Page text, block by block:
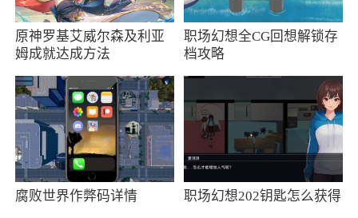
3、充值任意金额成功1次即可获得1次补签
天数
4、本期天数全部签满的用户，我们会为馒头
准备官方神秘大礼哦
软件特色
1、一键订阅你喜欢的漫画，不用担心找不到
原神罗基艾威尔森及利亚
姆成就达成方法
职场幻想全CG回想解锁存
档攻略
腐败世界作弊码详情 职场幻想202钥匙怎么获得